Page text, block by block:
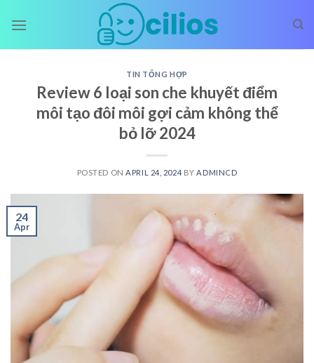
TIN TỔNG HỢP
Review 6 loại son che khuyết điểm
môi tạo đôi môi gợi cảm không thể
bỏ lỡ 2024
POSTED ON APRIL 24, 2024 BY ADMINCD
24
Apr